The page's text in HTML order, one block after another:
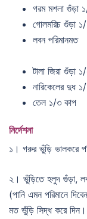
গরম মশলা গুঁড়া
গোলমরিচ গুঁড়া ১/
লবন পরিমানমত
টালা জিরা গুঁড়া
নারিকেলের দুধ
তেল ১/৩ কাপ
নির্দেশনা
১। গরুর ভুঁড়ি ভালকরে
২। ভুঁড়িতে হলুদ গুঁড়া,
(পানি এমন পরিমানে
মত ভুঁড়ি সিদ্ধ করে দিন।